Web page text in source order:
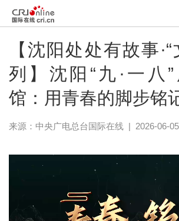
【沈阳处处有故事
列】沈阳“九·一八
馆：用青春的脚步铭
来源：中央广电总台国际在线| 2026-06-